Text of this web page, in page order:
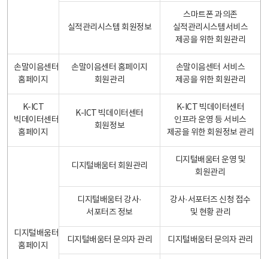
실적관리시스템 회원정보
스마트폰 과의존
실적관리시스템서비스
제공을 위한 회원관리
손말이음센터
홈페이지
손말이음센터 홈페이지
회원관리
손말이음센터 서비스
제공을 위한 회원관리
K-ICT
빅데이터센터
홈페이지
K-ICT 빅데이터센터
회원정보
K-ICT 빅데이터센터
인프라 운영 등 서비스
제공을 위한 회원정보 관리
디지털배움터
홈페이지
디지털배움터 회원관리
디지털배움터 운영 및
회원관리
디지털배움터 강사·
서포터즈 정보
강사·서포터즈 신청 접수
및 현황 관리
디지털배움터 문의자 관리 디지털배움터 문의자 관리